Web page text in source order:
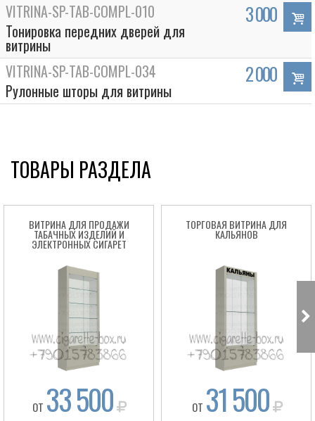
VITRINA-SP-TAB-COMPL-010
Тонировка передних дверей для
витрины
3 000
VITRINA-SP-TAB-COMPL-034
Рулонные шторы для витрины
2 000
ТОВАРЫ РАЗДЕЛА
ВИТРИНА ДЛЯ ПРОДАЖИ
ТАБАЧНЫХ ИЗДЕЛИЙ И
ЭЛЕКТРОННЫХ СИГАРЕТ
ОТ 33 500
ТОРГОВАЯ ВИТРИНА ДЛЯ
КАЛЬЯНОВ
ОТ 31 500